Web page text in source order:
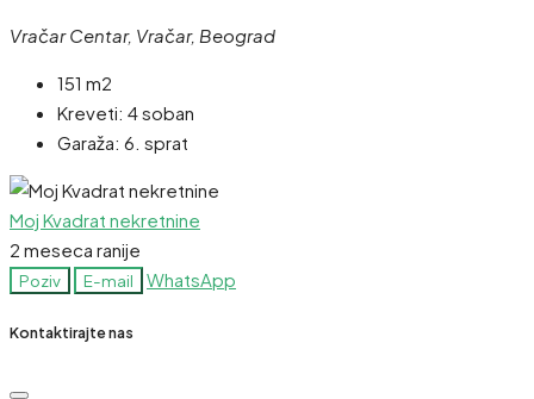
Vračar Centar, Vračar, Beograd
151 m2
Kreveti: 4 soban
Garaža: 6. sprat
Moj Kvadrat nekretnine
2 meseca ranije
Poziv E-mail WhatsApp
Kontaktirajte nas